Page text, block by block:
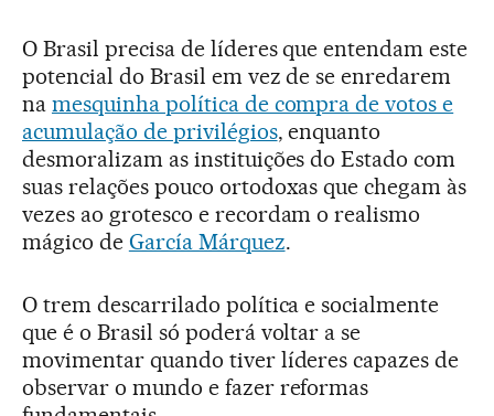
O Brasil precisa de líderes que entendam este
potencial do Brasil em vez de se enredarem
na mesquinha política de compra de votos e
acumulação de privilégios, enquanto
desmoralizam as instituições do Estado com
suas relações pouco ortodoxas que chegam às
vezes ao grotesco e recordam o realismo
mágico de García Márquez.
O trem descarrilado política e socialmente
que é o Brasil só poderá voltar a se
movimentar quando tiver líderes capazes de
observar o mundo e fazer reformas